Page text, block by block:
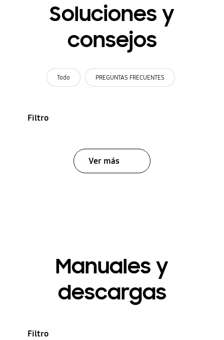
Soluciones y
consejos
Todo PREGUNTAS FRECUENTES
Filtro
Ver más
Manuales y
descargas
Filtro